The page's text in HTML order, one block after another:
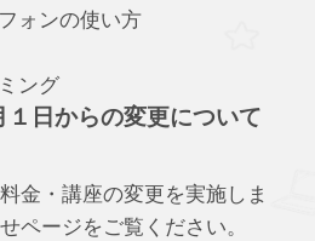
ォンの使い方
ング
１日からの変更について
金・講座の変更を実施しま
ページをご覧ください。